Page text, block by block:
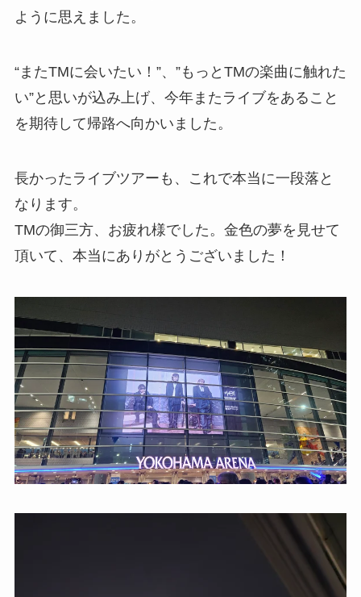
ように思えました。
“またTMに会いたい！”、”もっとTMの楽曲に触れた
い”と思いが込み上げ、今年またライブをあること
を期待して帰路へ向かいました。
長かったライブツアーも、これで本当に一段落と
なります。
TMの御三方、お疲れ様でした。金色の夢を見せて
頂いて、本当にありがとうございました！